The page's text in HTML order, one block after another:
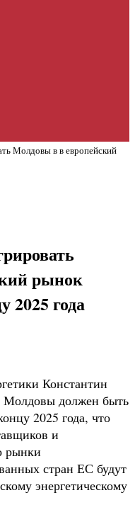
Молдовы в в европейский
рынок
2025 года
Константин
Молдовы должен быть
2025 года, что
и
рынки
стран ЕС будут
энергетическому